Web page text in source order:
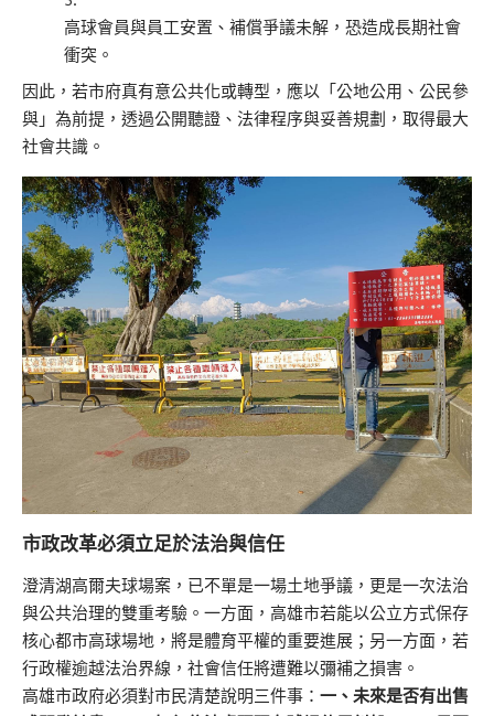
高球會員與員工安置、補償爭議未解，恐造成長期社會
衝突。
因此，若市府真有意公共化或轉型，應以「公地公用、公民參
與」為前提，透過公開聽證、法律程序與妥善規劃，取得最大
社會共識。
市政改革必須立足於法治與信任
澄清湖高爾夫球場案，已不單是一場土地爭議，更是一次法治
與公共治理的雙重考驗。一方面，高雄市若能以公立方式保存
核心都市高球場地，將是體育平權的重要進展；另一方面，若
行政權逾越法治界線，社會信任將遭難以彌補之損害。
高雄市政府必須對市民清楚說明三件事： 一、未來是否有出售